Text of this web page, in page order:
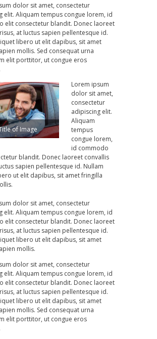
dolor sit amet, consectetur
elit. Aliquam tempus congue lorem, id
elit consectetur blandit. Donec laoreet
at luctus sapien pellentesque id.
libero ut elit dapibus, sit amet
mollis. Sed consequat urna
elit porttitor, ut congue eros
of Image
Lorem ipsum
dolor sit amet,
consectetur
adipiscing elit.
Aliquam
tempus
congue lorem,
id commodo
blandit. Donec laoreet convallis
sapien pellentesque id. Nullam
ut elit dapibus, sit amet fringilla
dolor sit amet, consectetur
elit. Aliquam tempus congue lorem, id
elit consectetur blandit. Donec laoreet
at luctus sapien pellentesque id.
libero ut elit dapibus, sit amet
mollis.
dolor sit amet, consectetur
elit. Aliquam tempus congue lorem, id
elit consectetur blandit. Donec laoreet
at luctus sapien pellentesque id.
libero ut elit dapibus, sit amet
mollis. Sed consequat urna
elit porttitor, ut congue eros